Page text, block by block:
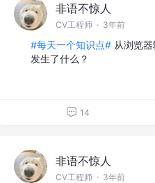
非语不惊人
CV工程师 · 3年前
#每天一个知识点# 从浏览
发生了什么？
14
非语不惊人
CV工程师 · 3年前